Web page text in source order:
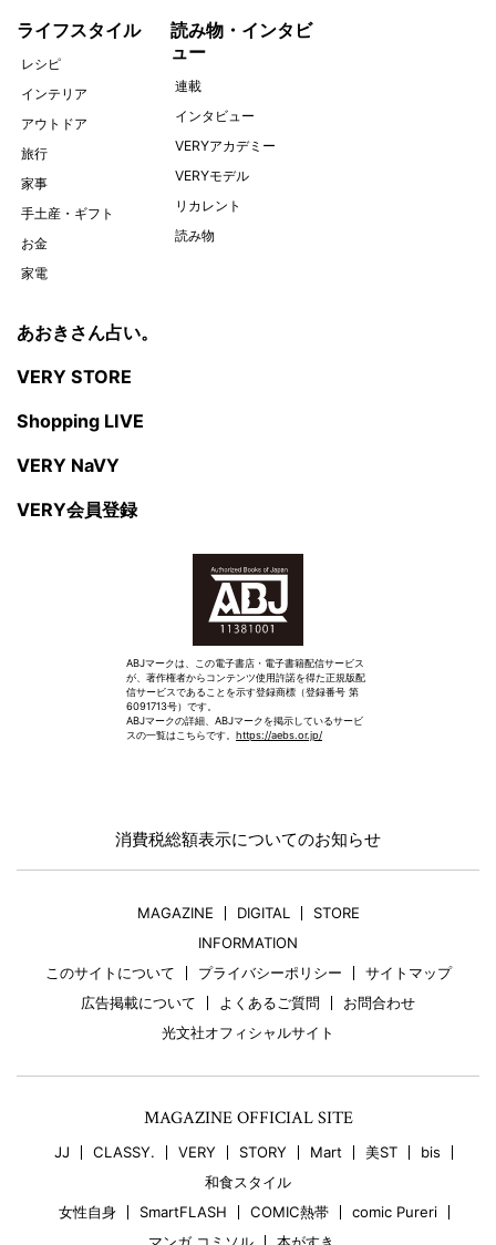
ライフスタイル
レシピ
インテリア
アウトドア
旅行
家事
手土産・ギフト
お金
家電
読み物・インタビ
ュー
連載
インタビュー
VERYアカデミー
VERYモデル
リカレント
読み物
あおきさん占い。
VERY STORE
Shopping LIVE
VERY NaVY
VERY会員登録
ABJマークは、この電子書店・電子書籍配信サービス
が、著作権者からコンテンツ使用許諾を得た正規版配
信サービスであることを示す登録商標（登録番号 第
6091713号）です。
ABJマークの詳細、ABJマークを掲示しているサービ
スの一覧はこちらです。 https://aebs.or.jp/
消費税総額表示についてのお知らせ
MAGAZINE DIGITAL
STORE
INFORMATION
このサイトについて
プライバシーポリシー
サイトマップ
広告掲載について
よくあるご質問
お問合わせ
光文社オフィシャルサイト
MAGAZINE OFFICIAL SITE
JJ CLASSY. VERY STORY Mart 美ST
bis
和食スタイル
女性自身
SmartFLASH COMIC熱帯
comic Pureri